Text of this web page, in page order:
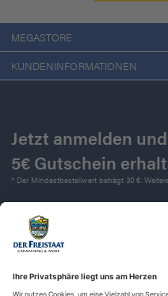
MEGASTORE
KUNDENINFORMATIONEN
Jetzt anmelden
5€ Gutschein
* Der Mindestbestellwert beträgt 30 €.